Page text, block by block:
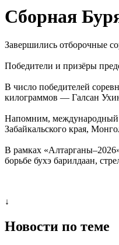
Сборная
Завершились отборочные
Победители и призёры
В число победителей
килограммов — Галсан
Напомним, международный
Забайкальского края,
В рамках
борьбе бухэ барилдаан,
↓
Новости по теме